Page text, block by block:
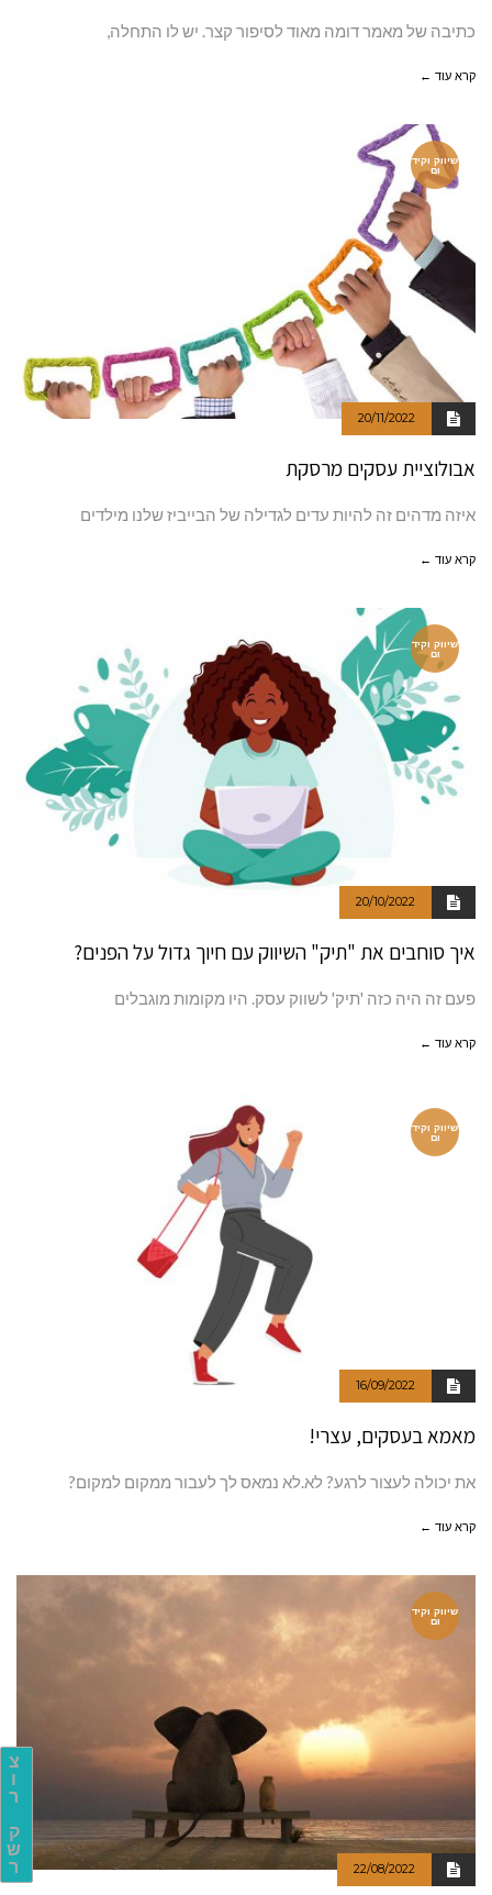
צ
ו
ר
ק
ש
ר
כתיבה של מאמר דומה מאוד לסיפור קצר. יש לו התחלה,
קרא עוד ←
שיווק וקיד
ום
20/11/2022
אבולוציית עסקים מרסקת
איזה מדהים זה להיות עדים לגדילה של הבייביז שלנו מילדים
קרא עוד ←
שיווק וקיד
ום
20/10/2022
איך סוחבים את "תיק" השיווק עם חיוך גדול על הפנים?
פעם זה היה כזה 'תיק' לשווק עסק. היו מקומות מוגבלים
קרא עוד ←
שיווק וקיד
ום
16/09/2022
מאמא בעסקים, עצרי!
את יכולה לעצור לרגע? לא.לא נמאס לך לעבור ממקום למקום?
קרא עוד ←
שיווק וקיד
ום
22/08/2022